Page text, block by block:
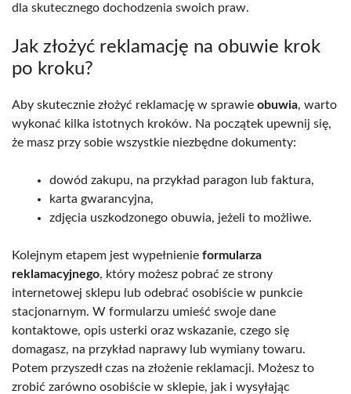
dla skutecznego dochodzenia swoich praw.
Jak złożyć reklamację na obuwie krok
po kroku?
Aby skutecznie złożyć reklamację w sprawie obuwia, warto
wykonać kilka istotnych kroków. Na początek upewnij się,
że masz przy sobie wszystkie niezbędne dokumenty:
dowód zakupu, na przykład paragon lub faktura,
karta gwarancyjna,
zdjęcia uszkodzonego obuwia, jeżeli to możliwe.
Kolejnym etapem jest wypełnienie formularza
reklamacyjnego, który możesz pobrać ze strony
internetowej sklepu lub odebrać osobiście w punkcie
stacjonarnym. W formularzu umieść swoje dane
kontaktowe, opis usterki oraz wskazanie, czego się
domagasz, na przykład naprawy lub wymiany towaru.
Potem przyszedł czas na złożenie reklamacji. Możesz to
zrobić zarówno osobiście w sklepie, jak i wysyłając